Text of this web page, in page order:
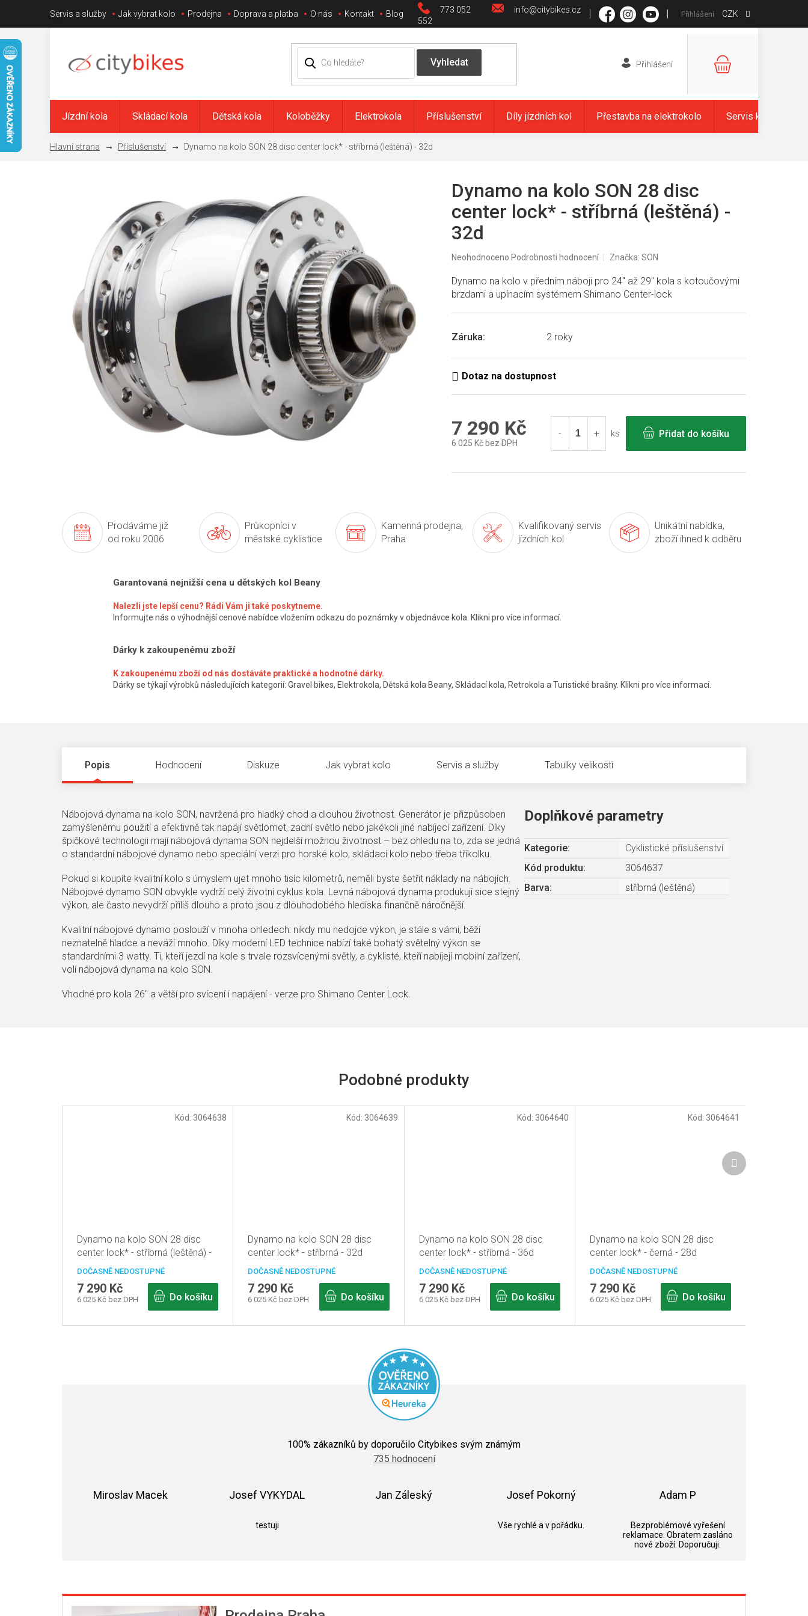
obsah
773 052
552
info@citybikes.cz
Servis a služby Jak vybrat kolo Prodejna Doprava a platba O nás Kontakt Blog CZK
Přihlášení
NÁKUPNÍ
Jízdní kola Skládací kola Dětská kola Koloběžky Elektrokola Příslušenství Díly jízdních kol Přestavba na elektrokolo Servis kol
Příslušenství Dynamo na kolo SON 28 disc center lock* - stříbrná (leštěná) - 32d
Záruka: 2 roky
Dynamo na kolo v předním náboji pro 24" až 29" kola s kotoučovými
brzdami a upínacím systémem Shimano Center-lock
Dynamo na kolo SON 28 disc
center lock* - stříbrná (leštěná) -
32d
Průměrné
produktu
je
0,0
Neohodnoceno Podrobnosti hodnocení Značka: SON
7 290 Kč
6 025 Kč bez DPH
ks Přidat do košíku
Prodáváme již
od roku 2006
Průkopníci v
městské cyklistice
Kamenná prodejna,
Praha
Kvalifikovaný servis
jízdních kol
Unikátní nabídka,
zboží ihned k odběru
Garantovaná nejnižší cena u dětských kol Beany
Nalezli jste lepší cenu? Rádi Vám ji také poskytneme.
Informujte nás o výhodnější cenové nabídce vložením odkazu do poznámky v objednávce kola. Klikni pro více informací.
Dárky k zakoupenému zboží
K zakoupenému zboží od nás dostáváte praktické a hodnotné dárky.
Dárky se týkají výrobků následujících kategorií: Gravel bikes, Elektrokola, Dětská kola Beany, Skládací kola, Retrokola a Turistické brašny. Klikni pro více informací.
Popis Hodnocení Diskuze Jak vybrat kolo Servis a služby Tabulky velikostí
Nábojová dynama na kolo SON, navržená pro hladký chod a dlouhou životnost. Generátor je přizpůsoben
zamýšlenému použití a efektivně tak napájí světlomet, zadní světlo nebo jakékoli jiné nabíjecí zařízení. Díky
špičkové technologii mají nábojová dynama SON nejdelší možnou životnost – bez ohledu na to, zda se jedná
o standardní nábojové dynamo nebo speciální verzi pro horské kolo, skládací kolo nebo třeba tříkolku.
Pokud si koupíte kvalitní kolo s úmyslem ujet mnoho tisíc kilometrů, neměli byste šetřit náklady na nábojích.
Nábojové dynamo SON obvykle vydrží celý životní cyklus kola. Levná nábojová dynama produkují sice stejný
výkon, ale často nevydrží příliš dlouho a proto jsou z dlouhodobého hlediska finančně náročnější.
Kvalitní nábojové dynamo poslouží v mnoha ohledech: nikdy mu nedojde výkon, je stále s vámi, běží
neznatelně hladce a neváží mnoho. Díky moderní LED technice nabízí také bohatý světelný výkon se
standardními 3 watty. Ti, kteří jezdí na kole s trvale rozsvícenými světly, a cyklisté, kteří nabíjejí mobilní zařízení,
volí nábojová dynama na kolo SON.
Vhodné pro kola 26" a větší pro svícení i napájení - verze pro Shimano Center Lock.
Doplňkové parametry
Kategorie:
Cyklistické příslušenství
Kód produktu:
3064637
Barva: stříbrná (leštěná)
Dynamo na kolo SON 28 disc
center lock* - stříbrná (leštěná) -
36d
DOČASNĚ NEDOSTUPNÉ
6 025 Kč bez DPH
7 290 Kč
Do košíku
Kód: 3064638
Dynamo na kolo SON 28 disc
center lock* - stříbrná - 32d
DOČASNĚ NEDOSTUPNÉ
6 025 Kč bez DPH
7 290 Kč
Do košíku
Kód: 3064639
Dynamo na kolo SON 28 disc
center lock* - stříbrná - 36d
DOČASNĚ NEDOSTUPNÉ
6 025 Kč bez DPH
7 290 Kč
Do košíku
Kód: 3064640
Dynamo na kolo SON 28 disc
center lock* - černá - 28d
DOČASNĚ NEDOSTUPNÉ
6 025 Kč bez DPH
7 290 Kč
Do košíku
Kód: 3064641
Další
produkt
hodnocení
obchodu
je
5
hvězdiček.
100% zákazníků by doporučilo Citybikes svým známým
735 hodnocení
Miroslav Macek Josef VYKYDAL
testuji
Jan Záleský Josef Pokorný
Vše rychlé a v pořádku.
Adam P
Bezproblémové vyřešení
reklamace. Obratem zasláno
nové zboží. Doporučuji.